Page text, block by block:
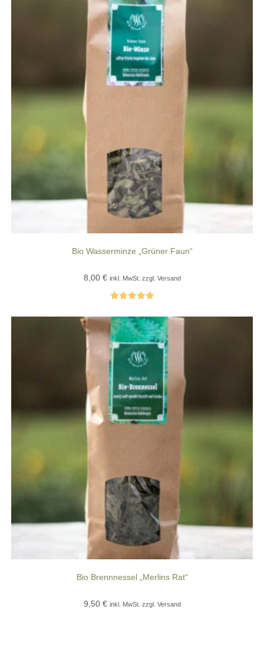
Bio Wasserminze „Grüner Faun“
8,00 € inkl. MwSt. zzgl. Versand
5.00von 5
Bio Brennnessel „Merlins Rat“
9,50 € inkl. MwSt. zzgl. Versand